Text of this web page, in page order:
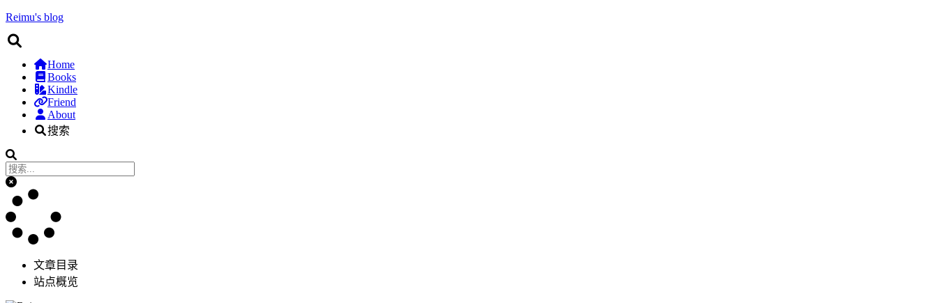
Reimu's blog
Home
Books
Kindle
Friend
About
搜索
文章目录
站点概览